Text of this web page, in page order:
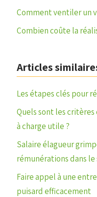
Comment ventiler un
Combien coûte la
Articles
Les étapes clés pour
Quels sont les
à charge utile ?
Salaire élagueur
rémunérations dans le
Faire appel à une
puisard efficacement